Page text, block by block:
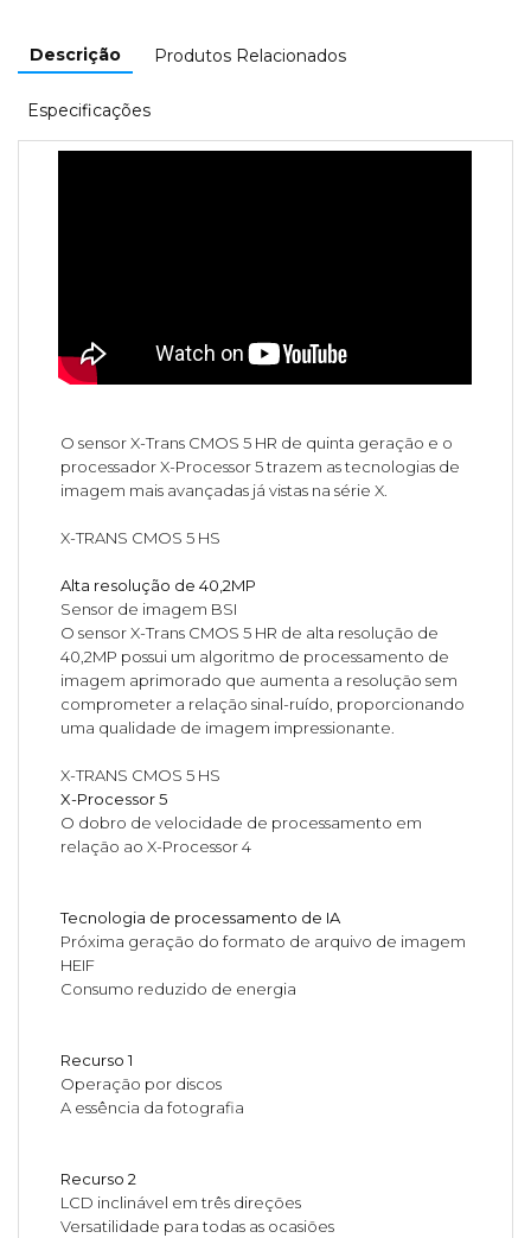
Descrição Produtos Relacionados
Especificações
O sensor X-Trans CMOS 5 HR de quinta geração e o
processador X-Processor 5 trazem as tecnologias de
imagem mais avançadas já vistas na série X.
X-TRANS CMOS 5 HS
Alta resolução de 40,2MP
Sensor de imagem BSI
O sensor X-Trans CMOS 5 HR de alta resolução de
40,2MP possui um algoritmo de processamento de
imagem aprimorado que aumenta a resolução sem
comprometer a relação sinal-ruído, proporcionando
uma qualidade de imagem impressionante.
X-TRANS CMOS 5 HS
X-Processor 5
O dobro de velocidade de processamento em
relação ao X-Processor 4
Tecnologia de processamento de IA
Próxima geração do formato de arquivo de imagem
HEIF
Consumo reduzido de energia
Recurso 1
Operação por discos
A essência da fotografia
Recurso 2
LCD inclinável em três direções
Versatilidade para todas as ocasiões